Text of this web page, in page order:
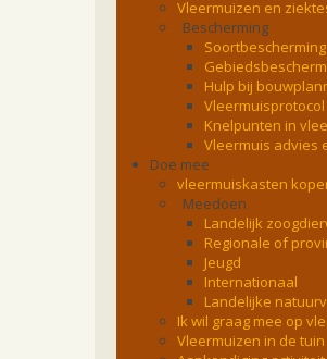
Vleermuizen en
Bescherming
Soortbescherming
Hulp bij
Vleermuisprotocol
Knelpunten in
Vleermuis advies
Doe mee
vleermuiskasten
Meedoen
Landelijk
Regionale of
Jeugd
Internationaal
Landelijke
Ik wil graag mee op
Vleermuizen in de tuin